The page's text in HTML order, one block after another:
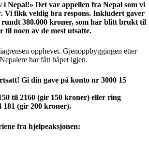
i Nepal!» Det var appellen fra Nepal som vi
Vi fikk veldig bra respons. Inkludert gaver
rundt 380.000 kroner, som har blitt brukt til
noen av de mest utsatte.
opphevet. Gjenoppbyggingen etter
har fått håpet igjen.
Gi din gave på konto nr 3000 15
til 2160 (gir 150 kroner) eller ring
181 (gir 200 kroner).
fra hjelpeaksjonen: